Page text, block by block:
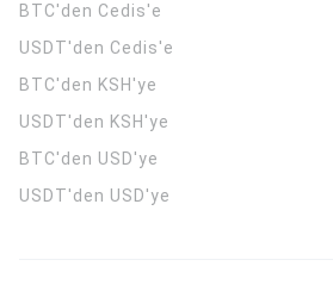
BTC'den Cedis'e
USDT'den Cedis'e
BTC'den KSH'ye
USDT'den KSH'ye
BTC'den USD'ye
USDT'den USD'ye